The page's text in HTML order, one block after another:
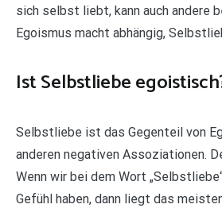
sich selbst liebt, kann auch andere
Egoismus macht abhängig,
Ist Selbstliebe
Selbstliebe ist das Gegenteil von
anderen negativen Assoziationen.
Wenn wir bei dem Wort
Gefühl haben, dann liegt das